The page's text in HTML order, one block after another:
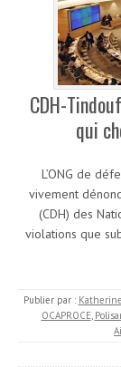
CDH-
qui
L’ONG de
vivement
(CDH) des
violations que
Publier par :
OCAPROCE,